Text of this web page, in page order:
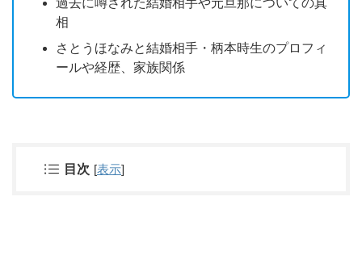
過去に噂された結婚相手や元旦那についての真
相
さとうほなみと結婚相手・柄本時生のプロフィ
ールや経歴、家族関係
目次 [表示]